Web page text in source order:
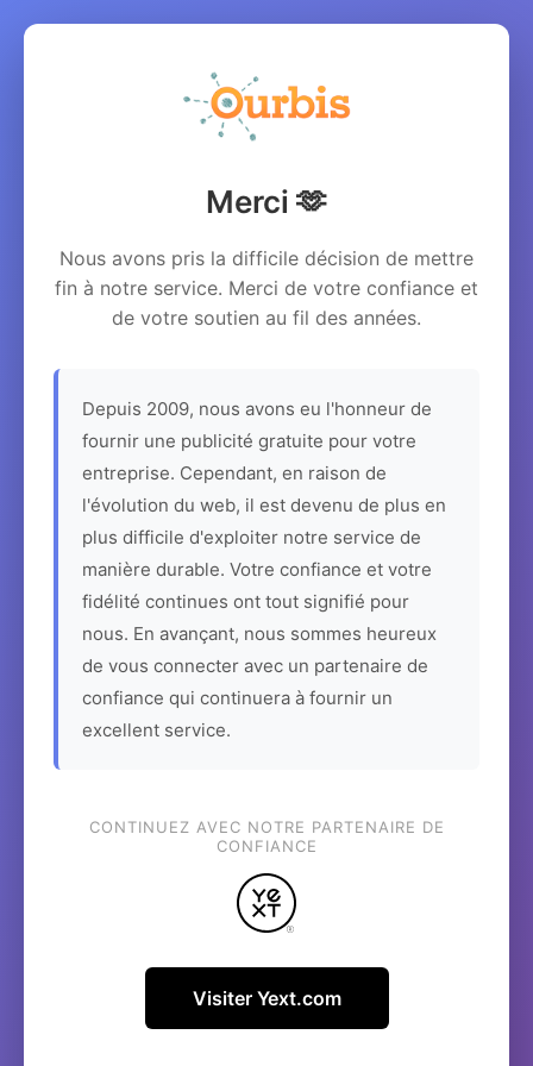
Merci 🫶
Nous avons pris la difficile décision de mettre
fin à notre service. Merci de votre confiance et
de votre soutien au fil des années.
Depuis 2009, nous avons eu l'honneur de
fournir une publicité gratuite pour votre
entreprise. Cependant, en raison de
l'évolution du web, il est devenu de plus en
plus difficile d'exploiter notre service de
manière durable. Votre confiance et votre
fidélité continues ont tout signifié pour
nous. En avançant, nous sommes heureux
de vous connecter avec un partenaire de
confiance qui continuera à fournir un
excellent service.
CONTINUEZ AVEC NOTRE PARTENAIRE DE
CONFIANCE
Visiter Yext.com